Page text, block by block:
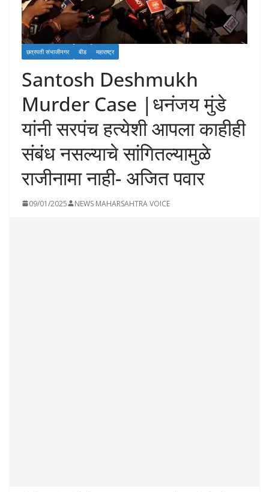
छत्रपती संभाजीनगर बीड महाराष्ट्र
Santosh Deshmukh
Murder Case |धनंजय मुंडे
यांनी सरपंच हत्येशी आपला काहीही
संबंध नसल्याचे सांगितल्यामुळे
राजीनामा नाही- अजित पवार
09/01/2025 NEWS MAHARSAHTRA VOICE